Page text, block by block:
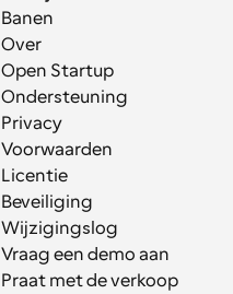
Banen
Over
Open Startup
Ondersteuning
Privacy
Voorwaarden
Licentie
Beveiliging
Wijzigingslog
Vraag een demo aan
Praat met de verkoop